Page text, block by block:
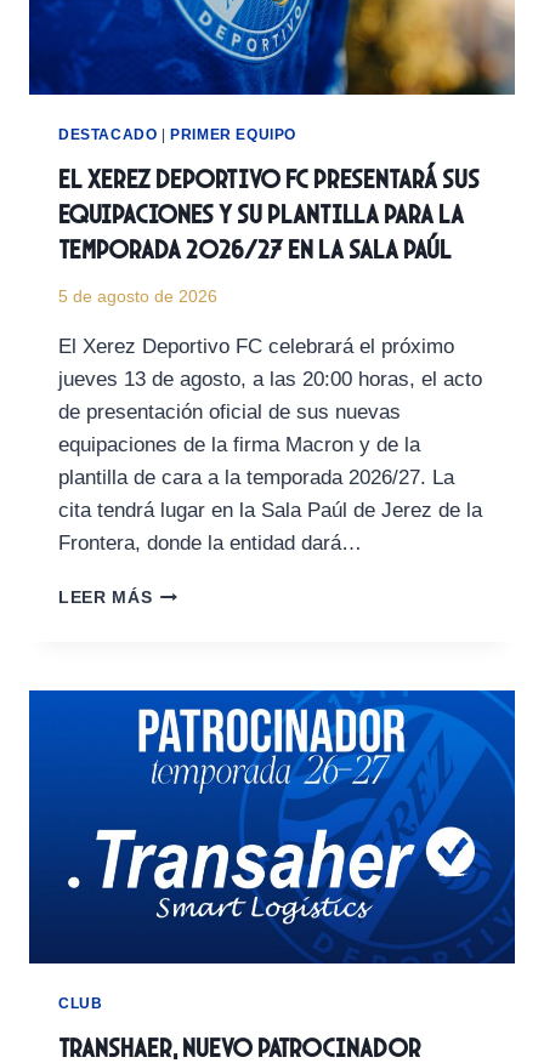
CABALLO
DESTACADO PRIMER EQUIPO
El Xerez Deportivo FC presentará sus
equipaciones y su plantilla para la
temporada 2026/27 en la Sala Paúl
5 de agosto de 2026
El Xerez Deportivo FC celebrará el próximo
jueves 13 de agosto, a las 20:00 horas, el acto
de presentación oficial de sus nuevas
equipaciones de la firma Macron y de la
plantilla de cara a la temporada 2026/27. La
cita tendrá lugar en la Sala Paúl de Jerez de la
Frontera, donde la entidad dará…
LEER MÁSEL
PRESENTARÁ
SUS
EQUIPACIONES
Y
PARA
LA
TEMPORADA
2026/27
CLUB
Transhaer, nuevo patrocinador